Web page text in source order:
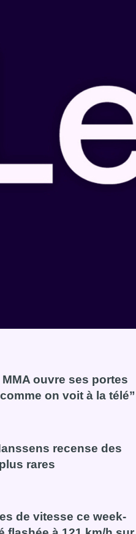
ouvre ses portes
on voit à la télé”
de MMA ouvre ses portes à
recense des
rares
Hanssens recense des
de vitesse ce week-